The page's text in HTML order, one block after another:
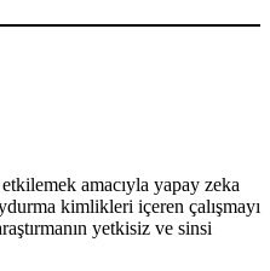
amacıyla yapay zeka
kimlikleri içeren çalışmayı
yetkisiz ve sinsi